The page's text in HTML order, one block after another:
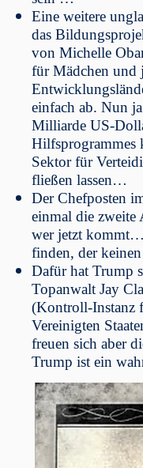
Eine weitere
das
von Michelle
für Mädchen und
einfach ab. Nun
Milliarde US-
Hilfsprogrammes
Sektor für
fließen lassen…
Der Chefposten
einmal die zweite
wer jetzt
finden, der
Dafür hat Trump
Topanwalt Jay
(Kontroll-Instanz
Vereinigten
freuen sich aber
Trump ist ein